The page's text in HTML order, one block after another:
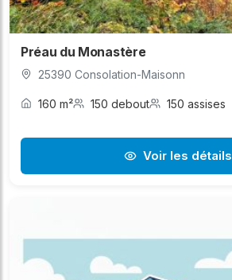
Préau du Monastère
25390 Consolation-Maisonn
160 m² 150 debout 150 assises
Voir les détails